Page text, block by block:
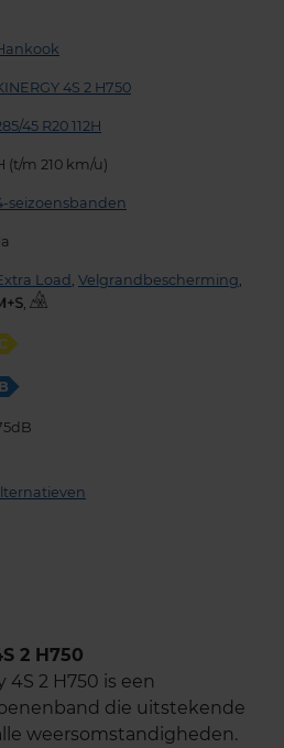
4S 2 H750
45 R20 112H
(t/m 210 km/u)
seizoensbanden
Load Velgrandbescherming
,
B
2 H750
2 H750 is een
die uitstekende
weersomstandigheden.